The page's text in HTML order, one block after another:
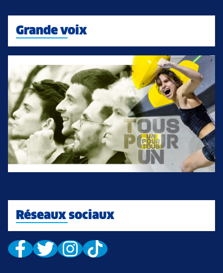
Grande voix
Réseaux sociaux